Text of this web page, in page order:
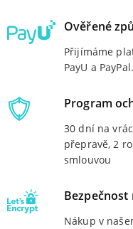
Ověřené
Přijímáme
PayU a PayPal.
Program
30 dní na
přepravě, 2
smlouvou
Bezpečnost
Nákup v